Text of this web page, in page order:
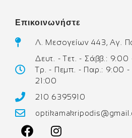
Επικοινωνήστε
Λ. Μεσογείων 443, Αγ.
Δευτ. - Τετ. - Σάββ.: 9:00
Τρ. - Πεμπ. - Παρ.: 9:00 -
21:00
210 6395910